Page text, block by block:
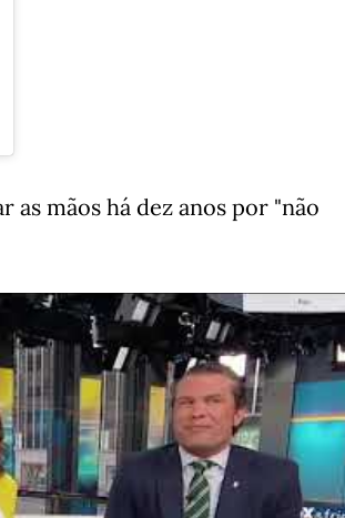
as mãos há dez anos por "não